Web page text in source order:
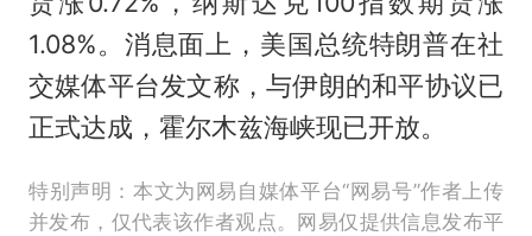
1.08%。消息面上，美国总统特朗普在社
交媒体平台发文称，与伊朗的和平协议已
正式达成，霍尔木兹海峡现已开放。
特别声明：本文为网易自媒体平台“网易号”作者上传
并发布，仅代表该作者观点。网易仅提供信息发布平